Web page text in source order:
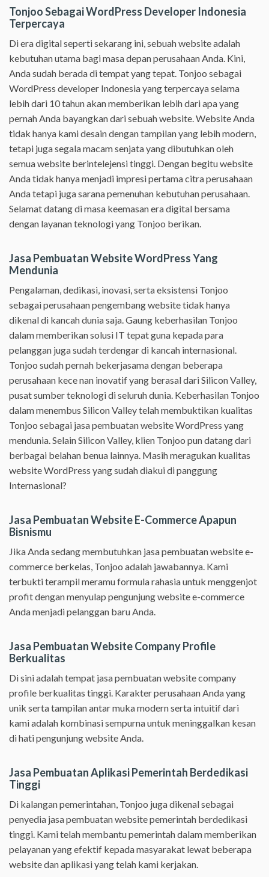
Tonjoo Sebagai WordPress Developer Indonesia
Terpercaya
Di era digital seperti sekarang ini, sebuah website adalah
kebutuhan utama bagi masa depan perusahaan Anda. Kini,
Anda sudah berada di tempat yang tepat. Tonjoo sebagai
WordPress developer Indonesia yang terpercaya selama
lebih dari 10 tahun akan memberikan lebih dari apa yang
pernah Anda bayangkan dari sebuah website. Website Anda
tidak hanya kami desain dengan tampilan yang lebih modern,
tetapi juga segala macam senjata yang dibutuhkan oleh
semua website berintelejensi tinggi. Dengan begitu website
Anda tidak hanya menjadi impresi pertama citra perusahaan
Anda tetapi juga sarana pemenuhan kebutuhan perusahaan.
Selamat datang di masa keemasan era digital bersama
dengan layanan teknologi yang Tonjoo berikan.
Jasa Pembuatan Website WordPress Yang
Mendunia
Pengalaman, dedikasi, inovasi, serta eksistensi Tonjoo
sebagai perusahaan pengembang website tidak hanya
dikenal di kancah dunia saja. Gaung keberhasilan Tonjoo
dalam memberikan solusi IT tepat guna kepada para
pelanggan juga sudah terdengar di kancah internasional.
Tonjoo sudah pernah bekerjasama dengan beberapa
perusahaan kece nan inovatif yang berasal dari Silicon Valley,
pusat sumber teknologi di seluruh dunia. Keberhasilan Tonjoo
dalam menembus Silicon Valley telah membuktikan kualitas
Tonjoo sebagai jasa pembuatan website WordPress yang
mendunia. Selain Silicon Valley, klien Tonjoo pun datang dari
berbagai belahan benua lainnya. Masih meragukan kualitas
website WordPress yang sudah diakui di panggung
Internasional?
Jasa Pembuatan Website E-Commerce Apapun
Bisnismu
Jika Anda sedang membutuhkan jasa pembuatan website e-
commerce berkelas, Tonjoo adalah jawabannya. Kami
terbukti terampil meramu formula rahasia untuk menggenjot
profit dengan menyulap pengunjung website e-commerce
Anda menjadi pelanggan baru Anda.
Jasa Pembuatan Website Company Profile
Berkualitas
Di sini adalah tempat jasa pembuatan website company
profile berkualitas tinggi. Karakter perusahaan Anda yang
unik serta tampilan antar muka modern serta intuitif dari
kami adalah kombinasi sempurna untuk meninggalkan kesan
di hati pengunjung website Anda.
Jasa Pembuatan Aplikasi Pemerintah Berdedikasi
Tinggi
Di kalangan pemerintahan, Tonjoo juga dikenal sebagai
penyedia jasa pembuatan website pemerintah berdedikasi
tinggi. Kami telah membantu pemerintah dalam memberikan
pelayanan yang efektif kepada masyarakat lewat beberapa
website dan aplikasi yang telah kami kerjakan.